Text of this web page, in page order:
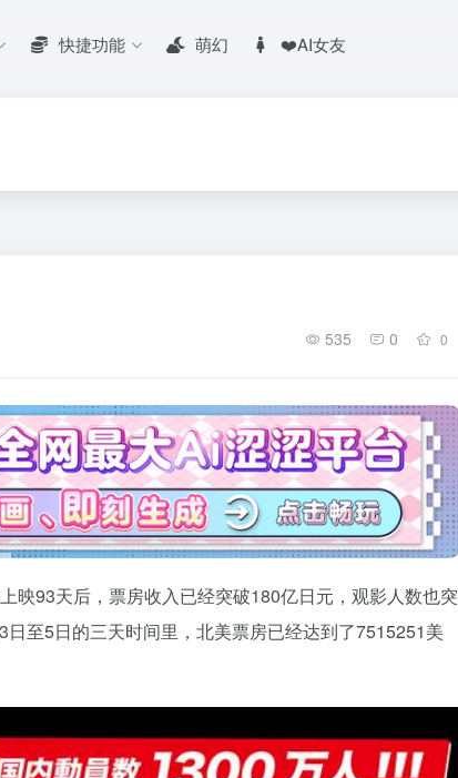
快捷功能 萌幻 ❤️AI女友
535 0 0
映93天后，票房收入已经突破180亿日元，观影人数也突
至5日的三天时间里，北美票房已经达到了7515251美